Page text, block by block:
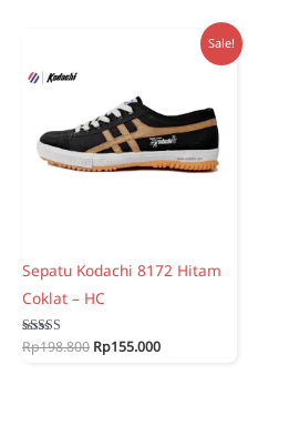
Rp155.000.
Sale!
Sepatu Kodachi 8172 Hitam
Coklat – HC
Rated
5.00
Rp198.800 Original
Rp155.000Current